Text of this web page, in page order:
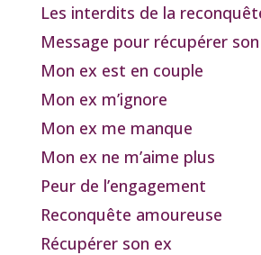
Les interdits de la
Message pour récupérer
Mon ex est en couple
Mon ex m’ignore
Mon ex me manque
Mon ex ne m’aime plus
Peur de l’engagement
Reconquête amoureuse
Récupérer son ex